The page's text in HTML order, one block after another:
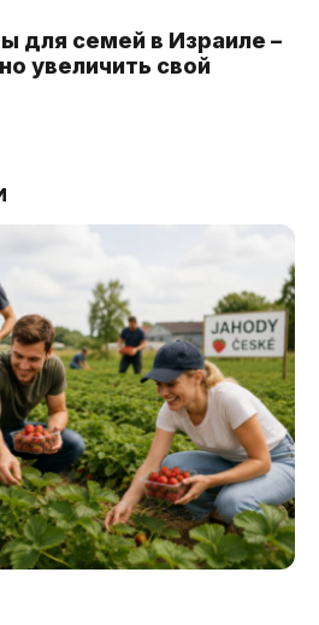
для семей в Израиле –
увеличить свой